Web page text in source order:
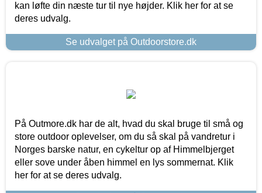
kan løfte din næste tur til nye højder. Klik her for at se
deres udvalg.
Se udvalget på Outdoorstore.dk
På Outmore.dk har de alt, hvad du skal bruge til små og
store outdoor oplevelser, om du så skal på vandretur i
Norges barske natur, en cykeltur op af Himmelbjerget
eller sove under åben himmel en lys sommernat. Klik
her for at se deres udvalg.